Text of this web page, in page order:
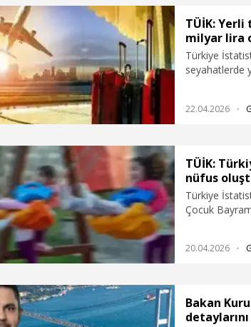
TÜİK: Yerli
milyar lira
Türkiye
seyahatlerde
22.04.2026
TÜİK:
nüfus
Türkiye
Çocuk
20.04.2026
Bakan